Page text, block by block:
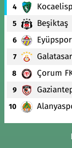
4
5 Beşiktaş
6 Eyüpspor
7
8 Çorum
9
10